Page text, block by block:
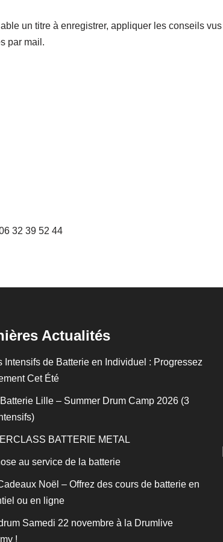
un titre à enregistrer, appliquer les conseils
par mail.
32 39 52 44
Actualités
Intensifs de Batterie en Individuel : Progressez
Cet Été
Lille – Summer Drum Camp 2026 (3
BATTERIE METAL
au service de la batterie
Noël – Offrez des cours de batterie en
ou en ligne
Samedi 22 novembre à la Drumlive
!